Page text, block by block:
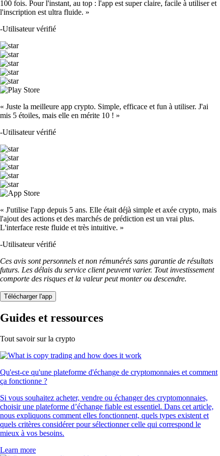
100 fois. Pour l'instant, au top : l'app est super claire, facile à utiliser et
l'inscription est ultra fluide. »
-Utilisateur vérifié
« Juste la meilleure app crypto. Simple, efficace et fun à utiliser. J'ai
mis 5 étoiles, mais elle en mérite 10 ! »
-Utilisateur vérifié
« J'utilise l'app depuis 5 ans. Elle était déjà simple et axée crypto, mais
l'ajout des actions et des marchés de prédiction est un vrai plus.
L'interface reste fluide et très intuitive. »
-Utilisateur vérifié
Ces avis sont personnels et non rémunérés sans garantie de résultats
futurs. Les délais du service client peuvent varier. Tout investissement
comporte des risques et la valeur peut monter ou descendre.
Télécharger l'app
Guides et ressources
Tout savoir sur la crypto
Qu'est-ce qu'une plateforme d'échange de cryptomonnaies et comment
ça fonctionne ?
Si vous souhaitez acheter, vendre ou échanger des cryptomonnaies,
choisir une plateforme d’échange fiable est essentiel. Dans cet article,
nous expliquons comment elles fonctionnent, quels types existent et
quels critères considérer pour sélectionner celle qui correspond le
mieux à vos besoins.
Learn more